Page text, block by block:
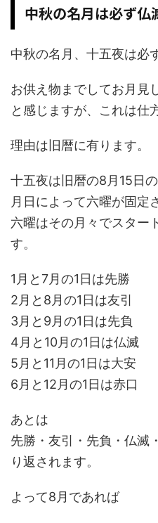
中秋の名月は必ず仏
中秋の名月、十五夜は必
お供え物までしてお月見
と感じますが、これは仕
理由は旧暦に有ります。
十五夜は旧暦の8月15日
月日によって六曜が固定
六曜はその月々でスター
す。
1月と7月の1日は先勝
2月と8月の1日は友引
3月と9月の1日は先負
4月と10月の1日は仏滅
5月と11月の1日は大安
6月と12月の1日は赤口
あとは
先勝・友引・先負・仏滅
り返されます。
よって8月であれば